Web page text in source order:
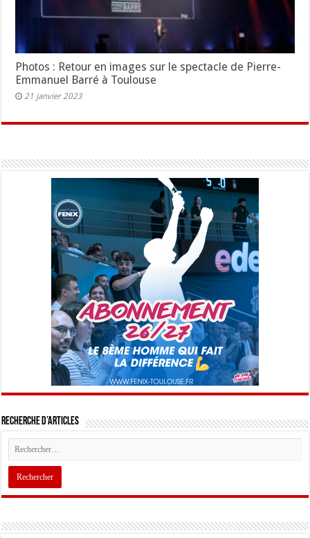
Photos : Retour en images sur le spectacle de Pierre-
Emmanuel Barré à Toulouse
21 janvier 2023
Recherche d’articles